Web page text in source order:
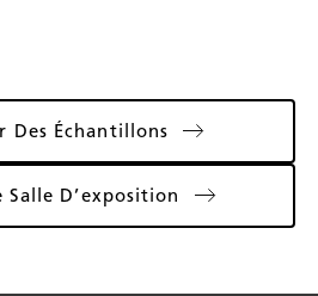
Des Échantillons
Salle D’exposition